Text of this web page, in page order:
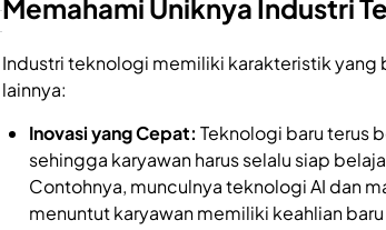
Memahami Uniknya Industri
Industri teknologi memiliki karakteristik yang
lainnya:
Inovasi yang Cepat: Teknologi baru terus
sehingga karyawan harus selalu siap
Contohnya, munculnya teknologi AI dan
menuntut karyawan memiliki keahlian